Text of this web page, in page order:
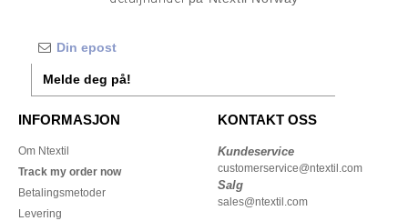
Melde deg på!
INFORMASJON
Om Ntextil
Track my order now
Betalingsmetoder
Levering
KONTAKT OSS
Kundeservice
customerservice@ntextil.com
Salg
sales@ntextil.com